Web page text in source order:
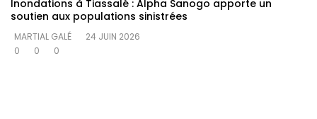
Inondations à Tiassalé : Alpha Sanogo apporte un
soutien aux populations sinistrées
MARTIAL GALÉ
24 JUIN 2026
0
0 0